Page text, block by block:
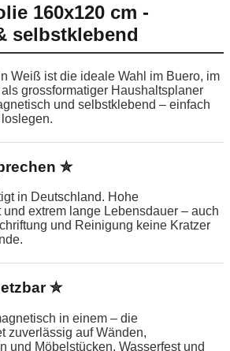
160x120 cm -
selbstklebend
Weiß ist die ideale Wahl im Buero, im
grossformatiger Haushaltsplaner
und selbstklebend – einfach
✮
in Deutschland. Hohe
extrem lange Lebensdauer – auch
und Reinigung keine Kratzer
✮
in einem – die
zuverlässig auf Wänden,
und Möbelstücken. Wasserfest und